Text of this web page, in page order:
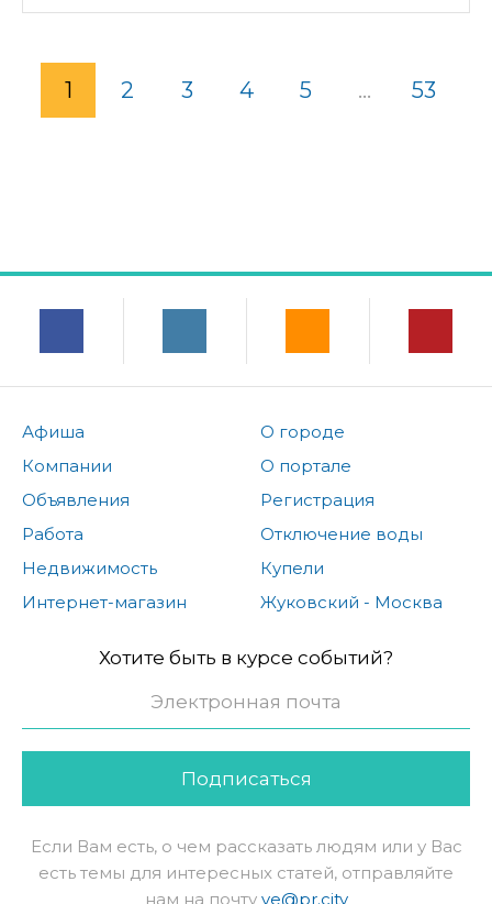
1 2 3 4 5 ... 53
Афиша
Компании
Объявления
Работа
Недвижимость
Интернет-магазин
О городе
О портале
Регистрация
Отключение воды
Купели
Жуковский - Москва
Хотите быть в курсе событий?
Подписаться
Если Вам есть, о чем рассказать людям или у Вас
есть темы для интересных статей, отправляйте
нам на почту ve@pr.city